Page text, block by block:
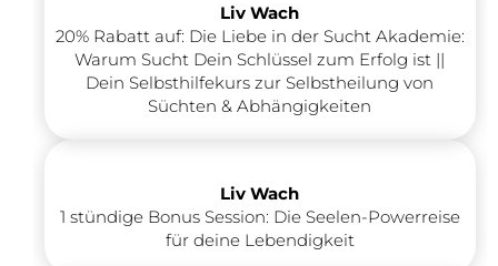
Liv Wach
20% Rabatt auf: Die Liebe in der Sucht Akademie:
Warum Sucht Dein Schlüssel zum Erfolg ist ||
Dein Selbsthilfekurs zur Selbstheilung von
Süchten & Abhängigkeiten
Liv Wach
1 stündige Bonus Session: Die Seelen-Powerreise
für deine Lebendigkeit